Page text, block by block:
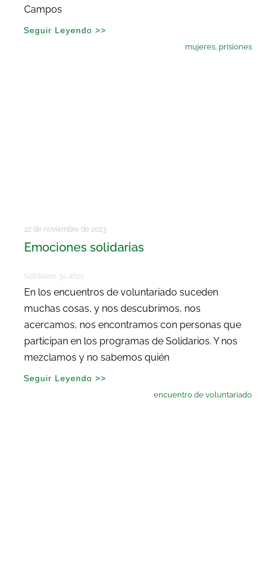
Campos
Seguir Leyendo >>
mujeres, prisiones
22 de noviembre de 2023
Emociones solidarias
Solidarios 30 años
En los encuentros de voluntariado suceden
muchas cosas, y nos descubrimos, nos
acercamos, nos encontramos con personas que
participan en los programas de Solidarios. Y nos
mezclamos y no sabemos quién
Seguir Leyendo >>
encuentro de voluntariado